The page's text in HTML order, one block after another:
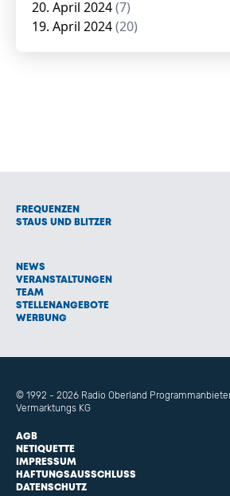
20. April 2024(7)
19. April 2024(20)
FREQUENZEN
STAUS UND BLITZER
NEWS
VERANSTALTUNGEN
TEAM
STELLENANGEBOTE
WERBUNG
© 1992 - 2026 Radio Oberland Programmanbieter
Vermarktungs KG
AGB
NETIQUETTE
IMPRESSUM
HAFTUNGSAUSSCHLUSS
DATENSCHUTZ